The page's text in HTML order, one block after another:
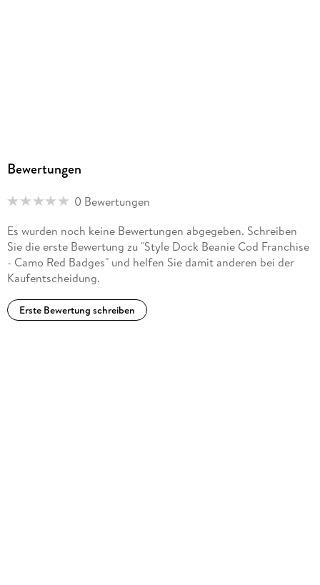
Bewertungen
0 Bewertungen
Es wurden noch keine Bewertungen abgegeben. Schreiben
Sie die erste Bewertung zu "Style Dock Beanie Cod Franchise
- Camo Red Badges" und helfen Sie damit anderen bei der
Kaufentscheidung.
Erste Bewertung schreiben